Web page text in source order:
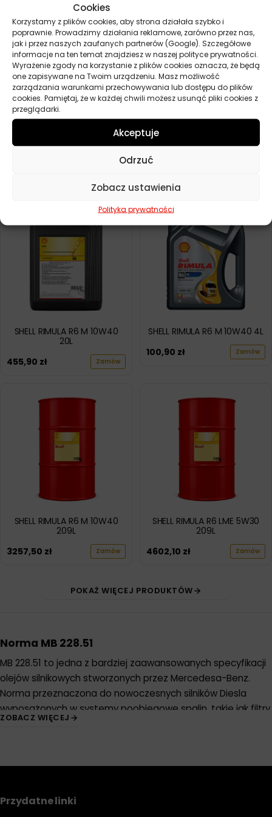
Cookies
Korzystamy z plików cookies, aby strona działała szybko i
poprawnie. Prowadzimy działania reklamowe, zarówno przez nas,
jak i przez naszych zaufanych partnerów (Google). Szczegółowe
informacje na ten temat znajdziesz w naszej polityce prywatności.
Wyrażenie zgody na korzystanie z plików cookies oznacza, że będą
one zapisywane na Twoim urządzeniu. Masz możliwość
zarządzania warunkami przechowywania lub dostępu do plików
cookies. Pamiętaj, że w każdej chwili możesz usunąć pliki cookies z
przeglądarki.
Akceptuje
Odrzuć
Zobacz ustawienia
Polityka prywatności
FUCHS TITAN CARGO MAXX II
SHELL RIMULA R6 M 10W40
20L
455,90 zł Zamów
SHELL RIMULA R6 M 10W40 4L
100,90 zł Zamów
SHELL RIMULA R6 M 10W40
209L
3257,50 zł Zamów
SHELL RIMULA R6 LME 5W30
209L
4602,10 zł Zamów
POKAŻ WIĘCEJ PRODUKTÓW
Norma MB 228.51
MB 228.51 to jedna z bardziej zaawansowanych specyfikacji
olejów silnikowych stworzonych przez Mercedesa-Benz.
Norma przeznaczona do nowoczesnych silników Diesla
wyposażonych w systemy poobiegowe spalin, takie jak filtry
cząstek stałych (DPF). Wprowadzenie normy stanowi
zredukowaniu emisji szkodliwych składników spalin i
ZOBACZ WIĘCEJ
Przydatne linki